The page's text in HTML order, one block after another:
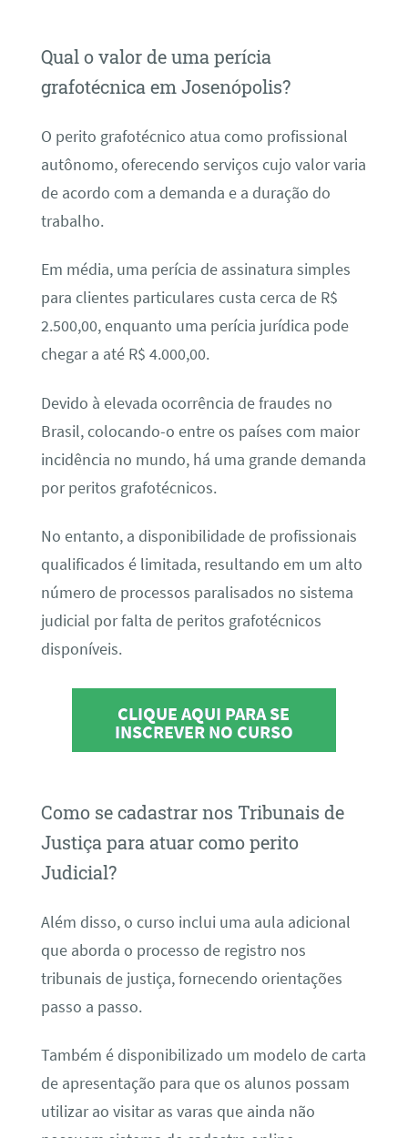
Qual o valor de uma perícia
grafotécnica em Josenópolis?
O perito grafotécnico atua como profissional
autônomo, oferecendo serviços cujo valor varia
de acordo com a demanda e a duração do
trabalho.
Em média, uma perícia de assinatura simples
para clientes particulares custa cerca de R$
2.500,00, enquanto uma perícia jurídica pode
chegar a até R$ 4.000,00.
Devido à elevada ocorrência de fraudes no
Brasil, colocando-o entre os países com maior
incidência no mundo, há uma grande demanda
por peritos grafotécnicos.
No entanto, a disponibilidade de profissionais
qualificados é limitada, resultando em um alto
número de processos paralisados no sistema
judicial por falta de peritos grafotécnicos
disponíveis.
CLIQUE AQUI PARA SE
INSCREVER NO CURSO
Como se cadastrar nos Tribunais de
Justiça para atuar como perito
Judicial?
Além disso, o curso inclui uma aula adicional
que aborda o processo de registro nos
tribunais de justiça, fornecendo orientações
passo a passo.
Também é disponibilizado um modelo de carta
de apresentação para que os alunos possam
utilizar ao visitar as varas que ainda não